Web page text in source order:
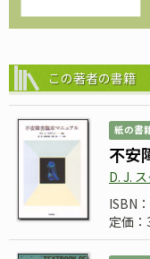
この著者の書籍
紙の書
不安
D. J.
ISBN
定価